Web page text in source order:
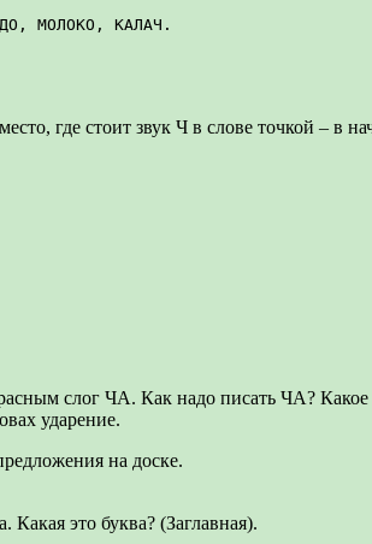
МОЛОКО, КАЛАЧ.
где стоит звук Ч в слове точкой – в
слог ЧА. Как надо писать ЧА?
ударение.
на доске.
это буква? (Заглавная).